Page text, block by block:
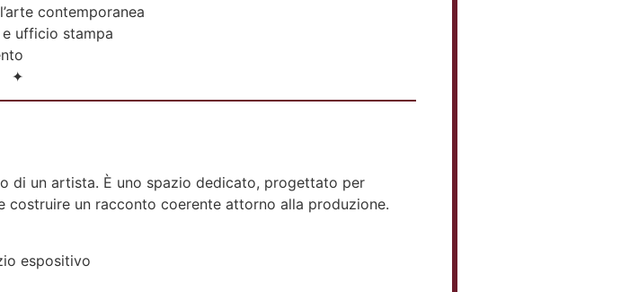
contemporanea
ufficio stampa
✦
di un artista. È uno spazio dedicato, progettato per
un racconto coerente attorno alla produzione.
espositivo